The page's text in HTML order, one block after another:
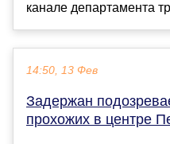
канале департамента
14:50, 13 Фев
Задержан
прохожих в центре